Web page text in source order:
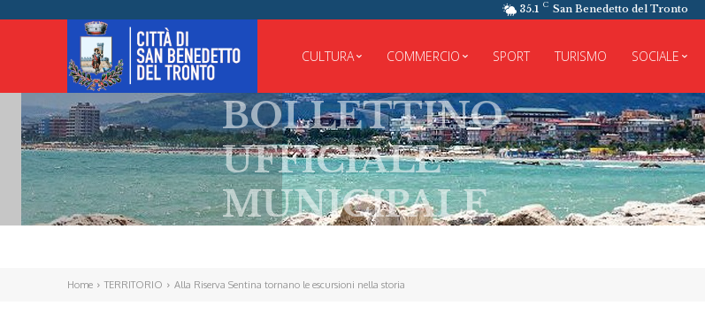
35.1 C San Benedetto del Tronto
CULTURA COMMERCIO SPORT TURISMO SOCIALE
BOLLETTINO
UFFICIALE
MUNICIPALE
Home TERRITORIO Alla Riserva Sentina tornano le escursioni nella storia